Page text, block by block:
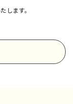
します。